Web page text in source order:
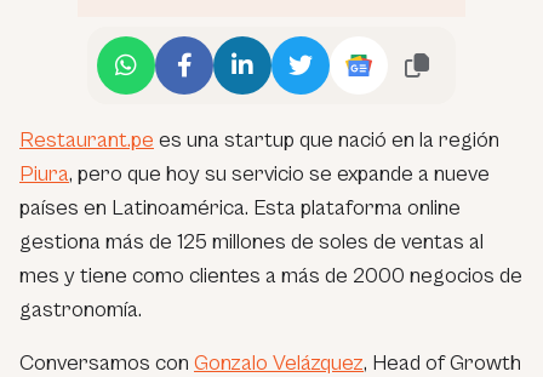
Restaurant.pe es una startup que nació en la región
Piura, pero que hoy su servicio se expande a nueve
países en Latinoamérica. Esta plataforma online
gestiona más de 125 millones de soles de ventas al
mes y tiene como clientes a más de 2000 negocios de
gastronomía.
Conversamos con Gonzalo Velázquez, Head of Growth